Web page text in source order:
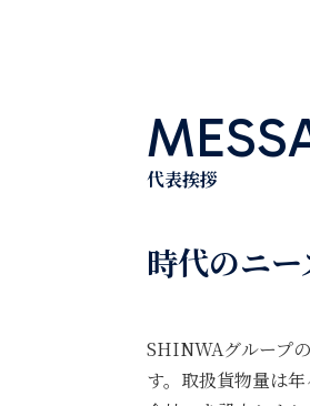
代表挨拶
時代のニ
SHINWAグループ
す。取扱貨物量は